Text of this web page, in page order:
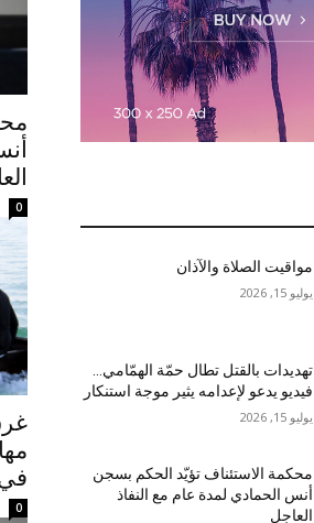
0
0
مواقيت الصلاة والآذان
يوليو 15, 2026
تهديدات بالقتل تطال حمّة الهمّامي…
فيديو يدعو لإعدامه يثير موجة استنكار
يوليو 15, 2026
محكمة الاستئناف تؤيّد الحكم بسجن
أنس الحمادي لمدة عام مع النفاذ
العاجل